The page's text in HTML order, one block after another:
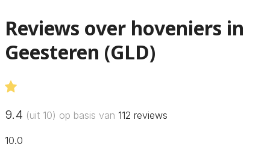
Reviews over hoveniers in
Geesteren (GLD)
9.4 (uit 10) op basis van 112 reviews
10.0